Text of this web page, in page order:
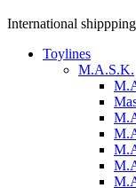
International
Toylines
M.A.S.K.